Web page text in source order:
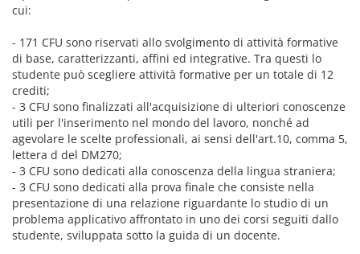
cui:
- 171 CFU sono riservati allo svolgimento di attività formative
di base, caratterizzanti, affini ed integrative. Tra questi lo
studente può scegliere attività formative per un totale di 12
crediti;
- 3 CFU sono finalizzati all'acquisizione di ulteriori conoscenze
utili per l'inserimento nel mondo del lavoro, nonché ad
agevolare le scelte professionali, ai sensi dell'art.10, comma 5,
lettera d del DM270;
- 3 CFU sono dedicati alla conoscenza della lingua straniera;
- 3 CFU sono dedicati alla prova finale che consiste nella
presentazione di una relazione riguardante lo studio di un
problema applicativo affrontato in uno dei corsi seguiti dallo
studente, sviluppata sotto la guida di un docente.